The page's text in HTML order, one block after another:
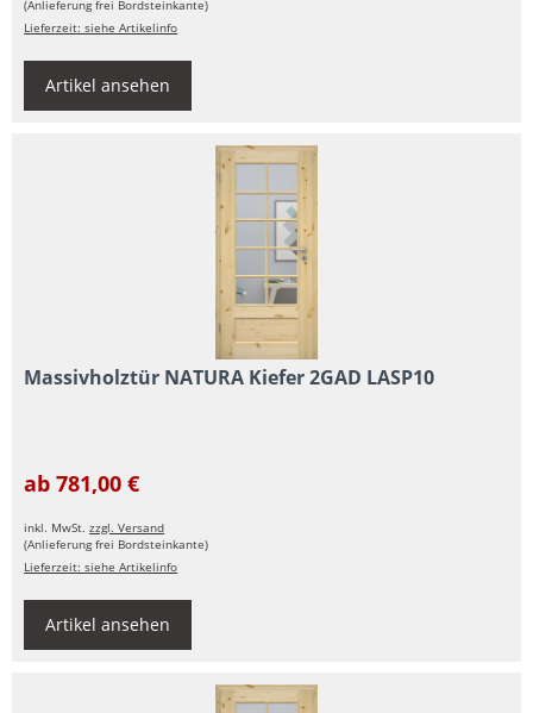
(Anlieferung frei Bordsteinkante)
Lieferzeit: siehe Artikelinfo
Artikel ansehen
Massivholztür NATURA Kiefer 2GAD LASP10
ab 781,00 €
inkl. MwSt.zzgl. Versand
(Anlieferung frei Bordsteinkante)
Lieferzeit: siehe Artikelinfo
Artikel ansehen